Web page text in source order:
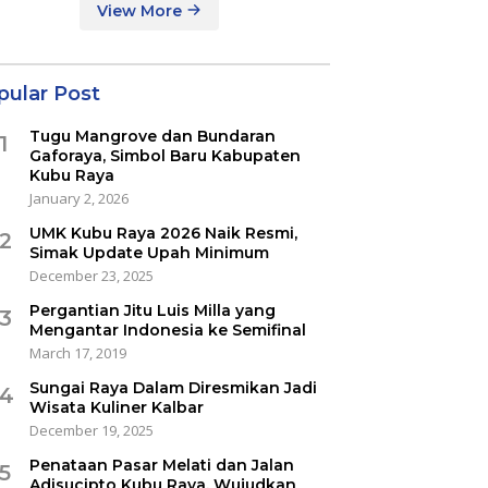
View More
Post
Tugu Mangrove dan Bundaran
Gaforaya, Simbol Baru Kabupaten
Kubu Raya
January 2, 2026
UMK Kubu Raya 2026 Naik Resmi,
Simak Update Upah Minimum
December 23, 2025
Pergantian Jitu Luis Milla yang
Mengantar Indonesia ke Semifinal
March 17, 2019
Sungai Raya Dalam Diresmikan Jadi
Wisata Kuliner Kalbar
December 19, 2025
Penataan Pasar Melati dan Jalan